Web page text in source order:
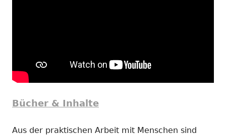
Bücher & Inhalte
Aus der praktischen Arbeit mit Menschen sind